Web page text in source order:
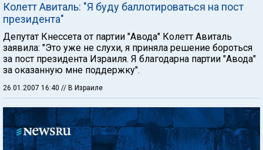
Колетт Авиталь: "Я буду баллотироваться на пост
президента"
Депутат Кнессета от партии "Авода" Колетт Авиталь
заявила: "Это уже не слухи, я приняла решение бороться
за пост президента Израиля. Я благодарна партии "Авода"
за оказанную мне поддержку".
26.01.2007 16:40 // В Израиле